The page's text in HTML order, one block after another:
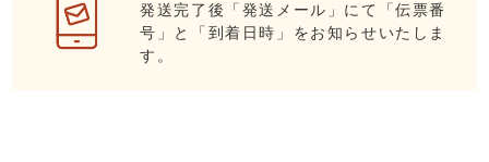
発送完了後「発送メール」にて「伝票番
号」と「到着日時」をお知らせいたしま
す。